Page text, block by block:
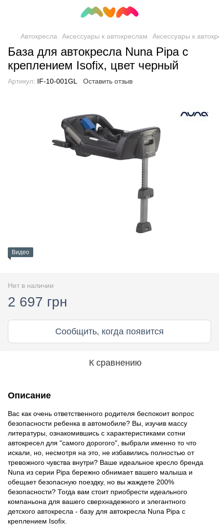
Автокресла Аксессуары к автокреслам Аксессуары к
База для автокресла Nuna Pipa с
креплением Isofix, цвет черный
Артикул: IF-10-001GL Оставить отзыв
Видео
Нет в наличии
2 697 грн
Сообщить, когда появится
К сравнению
Описание
Вас как очень ответственного родителя беспокоит вопрос
безопасности ребенка в автомобиле? Вы, изучив массу
литературы, ознакомившись с характеристиками сотни
автокресел для "самого дорогого", выбрали именно то что
искали, но, несмотря на это, не избавились полностью от
тревожного чувства внутри? Ваше идеальное кресло бренда
Nuna из серии Pipa бережно обнимает вашего малыша и
обещает безопасную поездку, но вы жаждете 200%
безопасности? Тогда вам стоит приобрести идеального
компаньона для вашего сверхнадежного и элегантного
детского автокресла - базу для автокресла Nuna Pipa с
креплением Isofix.